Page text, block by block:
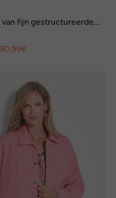
van fijn gestructureerde
90,99€